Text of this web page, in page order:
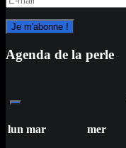
Agenda de la perle
lun mar mer